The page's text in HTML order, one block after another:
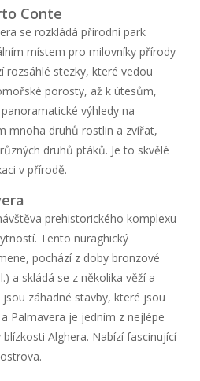
Conte
se rozkládá přírodní park
místem pro milovníky přírody
rozsáhlé stezky, které vedou
porosty, až k útesům,
výhledy na
mnoha druhů rostlin a zvířat,
druhů ptáků. Je to skvělé
v přírodě.
prehistorického komplexu
Tento nuraghický
pochází z doby bronzové
a skládá se z několika věží a
záhadné stavby, které jsou
Palmavera je jedním z nejlépe
Alghera. Nabízí fascinující